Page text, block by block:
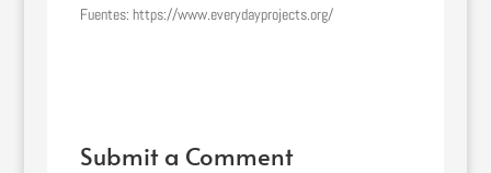
Fuentes: https://www.everydayprojects.org/
Submit a Comment